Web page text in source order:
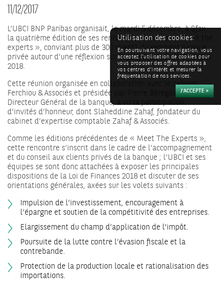
11/12/2017
L’UBCI BNP Paribas organisait, le mardi 5 décembre, à Sfax,
la quatrième édition de ses rencontres annuelles « Meet the
experts », conviant plus de 300 clients du segment banque
privée autour d’une réflexion sur le projet de Loi de Finances
2018.
Cette réunion organisée en collaboration avec le cabinet
Ferchiou & Associés et présidée par Pierre Bérégovoy,
Directeur Général de la banque, a vu la participation
d’invités d’honneur, dont Slaheddine Zahaf, fondateur du
cabinet d’expertise comptable Zahaf & Associés.
Comme les éditions précédentes de « Meet The Experts »,
cette rencontre s’inscrit dans le cadre de l’accompagnement
et du conseil aux clients privés de la banque ; l’UBCI et ses
équipes se sont donc attachées à exposer les principales
dispositions de la Loi de Finances 2018 et discuter de ses
orientations générales, axées sur les volets suivants :
Impulsion de l’investissement, encouragement à
l’épargne et soutien de la compétitivité des entreprises.
Elargissement du champ d’application de l’impôt.
Poursuite de la lutte contre l’évasion fiscale et la
contrebande.
Protection de la production locale et rationalisation des
importations.
Utilisation des cookies:
En poursuivant votre navigation, vous
acceptez l'utilisation de cookies pour
vous proposer des offres adaptées à
vos centres d'intérêt et mesurer la
fréquentation de nos services.